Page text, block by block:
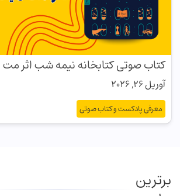
کتاب صوتی کتابخانه نیمه شب اثر
آوریل 26, 2026
معرفی پادکست و کتاب صوتی
برترین